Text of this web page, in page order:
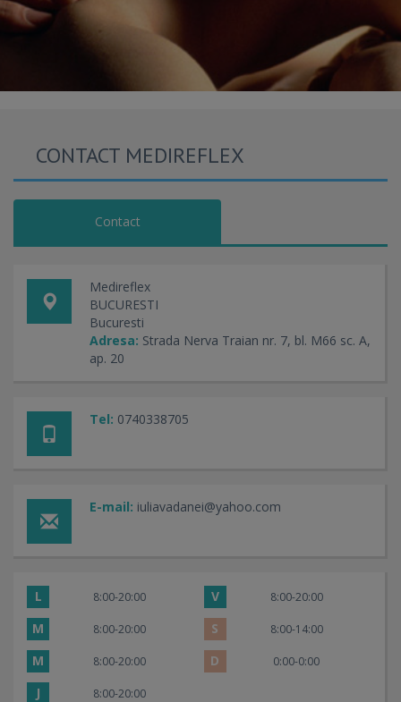
CONTACT MEDIREFLEX
Contact
Medireflex
BUCURESTI
Bucuresti
Adresa: Strada Nerva Traian nr. 7, bl. M66 sc. A,
ap. 20
Tel: 0740338705
E-mail: iuliavadanei@yahoo.com
L 8:00-20:00 V 8:00-20:00
M 8:00-20:00 S 8:00-14:00
M 8:00-20:00 D 0:00-0:00
J 8:00-20:00